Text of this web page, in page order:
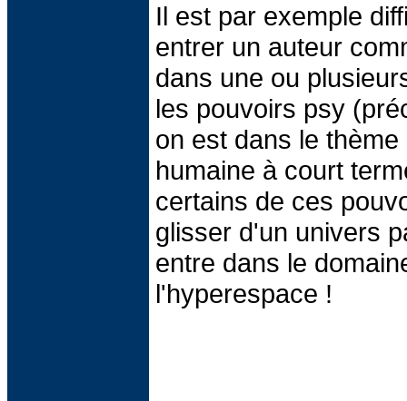
Il est par exemple
entrer un auteur
dans une ou
les pouvoirs psy
on est dans le
humaine à court
certains de ces
glisser d'un univers
entre dans le
l'hyperespace !